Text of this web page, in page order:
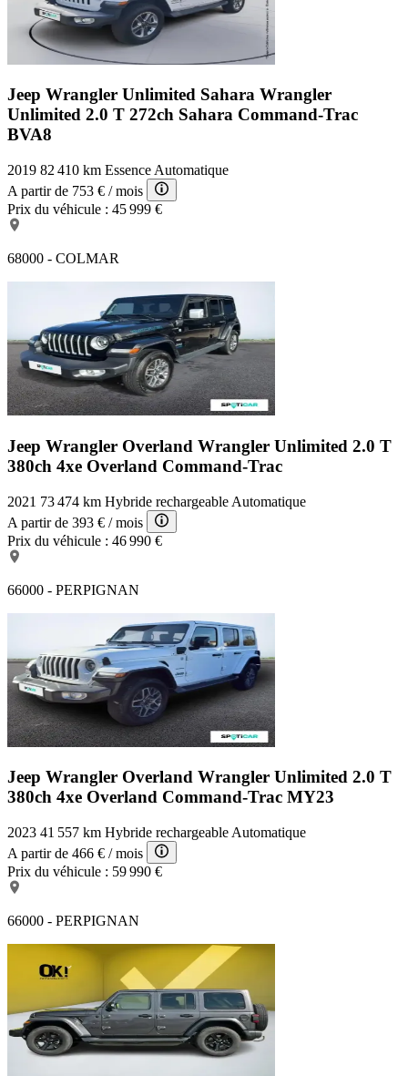
Jeep Wrangler Unlimited Sahara Wrangler
Unlimited 2.0 T 272ch Sahara Command-Trac
BVA8
2019 82 410 km Essence Automatique
A partir de 753 € / mois
Prix du véhicule : 45 999 €
68000 - COLMAR
Jeep Wrangler Overland Wrangler Unlimited 2.0 T
380ch 4xe Overland Command-Trac
2021 73 474 km Hybride rechargeable Automatique
A partir de 393 € / mois
Prix du véhicule : 46 990 €
66000 - PERPIGNAN
Jeep Wrangler Overland Wrangler Unlimited 2.0 T
380ch 4xe Overland Command-Trac MY23
2023 41 557 km Hybride rechargeable Automatique
A partir de 466 € / mois
Prix du véhicule : 59 990 €
66000 - PERPIGNAN